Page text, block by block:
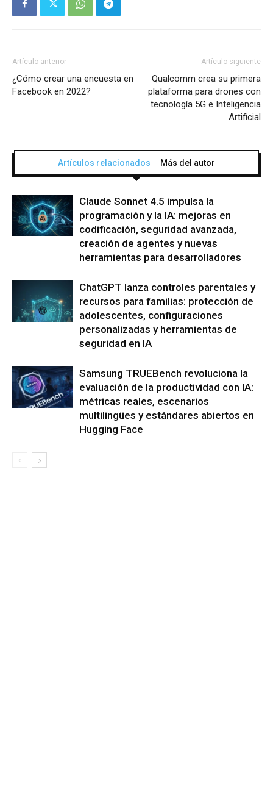
Artículo anterior
¿Cómo crear una encuesta en
Facebook en 2022?
Artículo siguiente
Qualcomm crea su primera
plataforma para drones con
tecnología 5G e Inteligencia
Artificial
Artículos relacionados Más del autor
Claude Sonnet 4.5 impulsa la
programación y la IA: mejoras en
codificación, seguridad avanzada,
creación de agentes y nuevas
herramientas para desarrolladores
ChatGPT lanza controles parentales y
recursos para familias: protección de
adolescentes, configuraciones
personalizadas y herramientas de
seguridad en IA
Samsung TRUEBench revoluciona la
evaluación de la productividad con IA:
métricas reales, escenarios
multilingües y estándares abiertos en
Hugging Face